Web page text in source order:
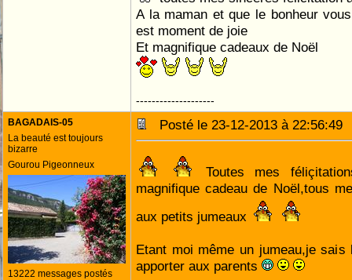
A la maman et que le bonheur
est moment de joie
Et magnifique cadeaux de Noël
--------------------
BAGADAIS-05
La beauté est toujours
bizarre
Gourou Pigeonneux
13222 messages postés
Posté le 23-12-2013 à
Toutes mes
magnifique cadeau de Noël,tous
aux petits jumeaux
Etant moi même un jumeau,je sais
apporter aux parents